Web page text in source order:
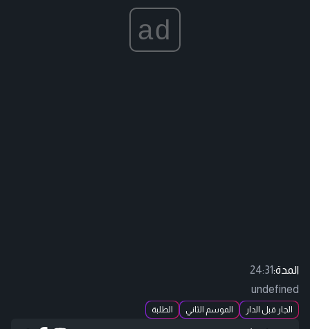
ad
المدة:24:31
undefined
الجار قبل الدار الموسم الثاني الطلبة